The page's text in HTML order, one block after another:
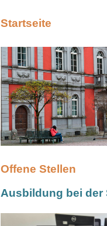
Startseite
Offene Stellen
Ausbildung bei der